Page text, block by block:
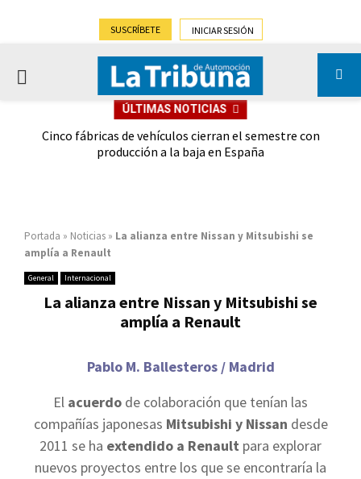
SUSCRÍBETE INICIAR SESIÓN
PRIMARY
ÚLTIMAS NOTICIAS
Cinco fábricas de vehículos cierran el semestre con
producción a la baja en España
Portada » Noticias » La alianza entre Nissan y Mitsubishi se
amplía a Renault
General Internacional
La alianza entre Nissan y Mitsubishi se
amplía a Renault
Pablo M. Ballesteros / Madrid
El acuerdo de colaboración que tenían las
compañías japonesas Mitsubishi y Nissan desde
2011 se ha extendido a Renault para explorar
nuevos proyectos entre los que se encontraría la